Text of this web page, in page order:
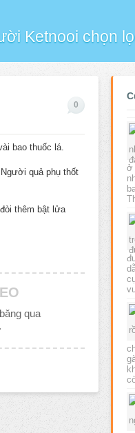
Ketnooi chọn
0
bao thuốc lá.
quả phụ thốt
thêm bật lửa
qua
ở